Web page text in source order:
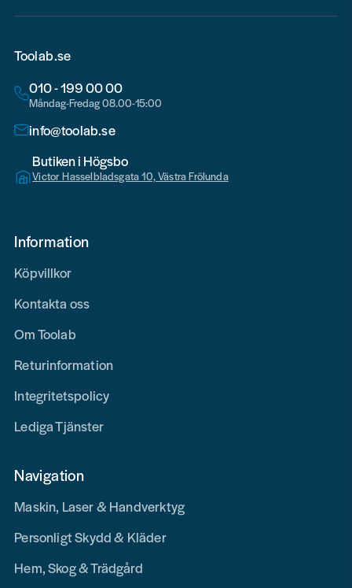
Toolab.se
010 - 199 00 00
Måndag-Fredag 08.00-15:00
info@toolab.se
Butiken i Högsbo
Victor Hasselbladsgata 10, Västra Frölunda
Information
Köpvillkor
Kontakta oss
Om Toolab
Returinformation
Integritetspolicy
Lediga Tjänster
Navigation
Maskin, Laser & Handverktyg
Personligt Skydd & Kläder
Hem, Skog & Trädgård